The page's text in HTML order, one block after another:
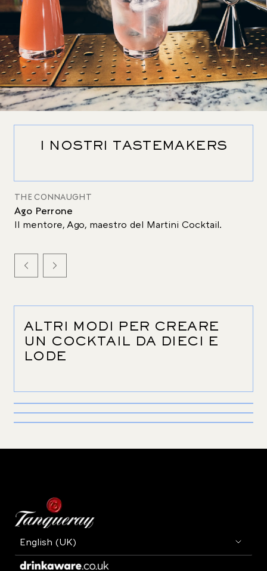
I NOSTRI TASTEMAKERS
THE CONNAUGHT
Ago Perrone
Il mentore, Ago, maestro del Martini Cocktail.
ALTRI MODI PER CREARE
UN COCKTAIL DA DIECI E
LODE
TEN MARTINI
THE SGROPPINO
GIN RICKEY